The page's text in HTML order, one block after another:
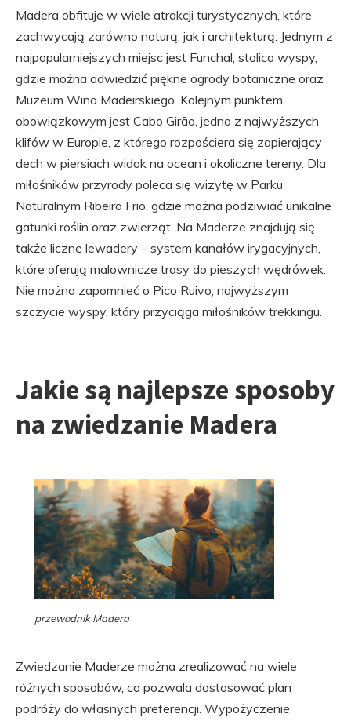
Madera obfituje w wiele atrakcji turystycznych, które
zachwycają zarówno naturą, jak i architekturą. Jednym z
najpopularniejszych miejsc jest Funchal, stolica wyspy,
gdzie można odwiedzić piękne ogrody botaniczne oraz
Muzeum Wina Madeirskiego. Kolejnym punktem
obowiązkowym jest Cabo Girão, jedno z najwyższych
klifów w Europie, z którego rozpościera się zapierający
dech w piersiach widok na ocean i okoliczne tereny. Dla
miłośników przyrody poleca się wizytę w Parku
Naturalnym Ribeiro Frio, gdzie można podziwiać unikalne
gatunki roślin oraz zwierząt. Na Maderze znajdują się
także liczne lewadery – system kanałów irygacyjnych,
które oferują malownicze trasy do pieszych wędrówek.
Nie można zapomnieć o Pico Ruivo, najwyższym
szczycie wyspy, który przyciąga miłośników trekkingu.
Jakie są najlepsze sposoby
na zwiedzanie Madera
przewodnik Madera
Zwiedzanie Maderze można zrealizować na wiele
różnych sposobów, co pozwala dostosować plan
podróży do własnych preferencji. Wypożyczenie